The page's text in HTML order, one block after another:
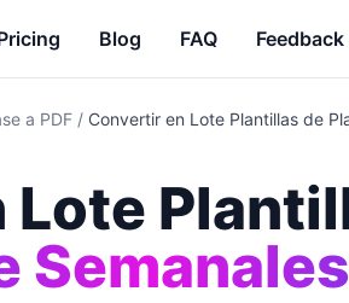
Blog FAQ Feedback
a PDF / Convertir en Lote Plantillas de